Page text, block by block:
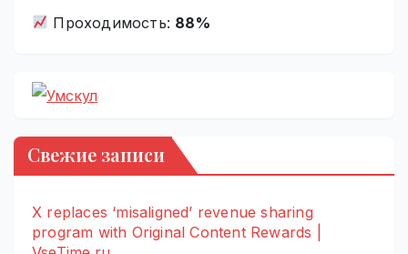
Проходимость: 88%
Свежие записи
X replaces ‘misaligned’ revenue sharing
program with Original Content Rewards |